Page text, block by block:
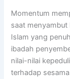
Momentum
saat menyambut
Islam yang
ibadah
nilai-nilai
terhadap